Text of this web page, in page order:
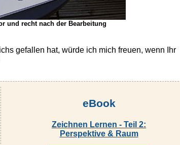
und recht nach der Bearbeitung
gefallen hat, würde ich mich freuen, wenn Ihr
eBook
Zeichnen Lernen - Teil 2:
Perspektive & Raum